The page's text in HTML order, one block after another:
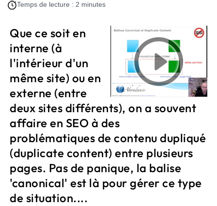
Temps de lecture : 2 minutes
Que ce soit en
interne (à
l'intérieur d'un
même site) ou en
externe (entre
deux sites différents), on a souvent
affaire en SEO à des
problématiques de contenu dupliqué
(duplicate content) entre plusieurs
pages. Pas de panique, la balise
'canonical' est là pour gérer ce type
de situation....